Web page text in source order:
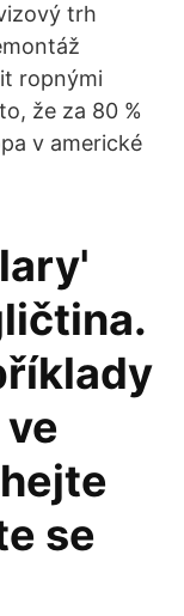
trh
ropnými
že za 80 %
v americké
se